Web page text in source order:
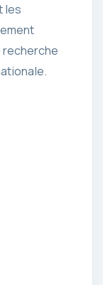
les
recherche